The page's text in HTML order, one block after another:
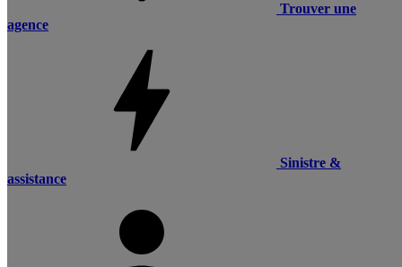
Trouver une
agence
Sinistre &
assistance